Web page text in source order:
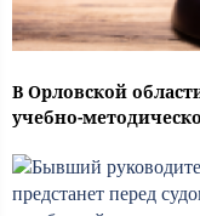
В Орловской
учебно-